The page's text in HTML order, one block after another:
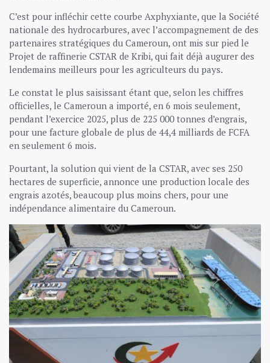
C’est pour infléchir cette courbe Axphyxiante, que la Société
nationale des hydrocarbures, avec l’accompagnement de des
partenaires stratégiques du Cameroun, ont mis sur pied le
Projet de raffinerie CSTAR de Kribi, qui fait déjà augurer des
lendemains meilleurs pour les agriculteurs du pays.
Le constat le plus saisissant étant que, selon les chiffres
officielles, le Cameroun a importé, en 6 mois seulement,
pendant l’exercice 2025, plus de 225 000 tonnes d’engrais,
pour une facture globale de plus de 44,4 milliards de FCFA
en seulement 6 mois.
Pourtant, la solution qui vient de la CSTAR, avec ses 250
hectares de superficie, annonce une production locale des
engrais azotés, beaucoup plus moins chers, pour une
indépendance alimentaire du Cameroun.